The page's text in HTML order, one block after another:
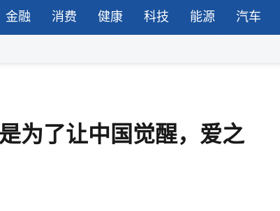
金融 消费 健康 科技 能源 汽车
为了让中国觉醒，爱之